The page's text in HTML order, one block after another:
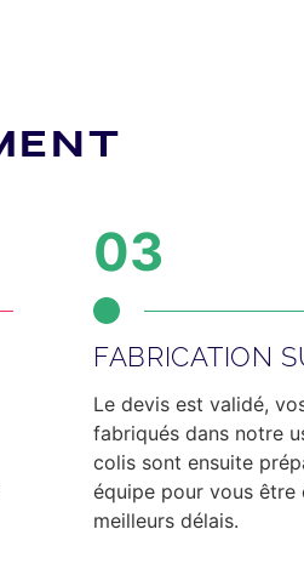
03
FABRICATION
Le devis est validé,
fabriqués dans notre
colis sont ensuite
équipe pour vous être
meilleurs délais.